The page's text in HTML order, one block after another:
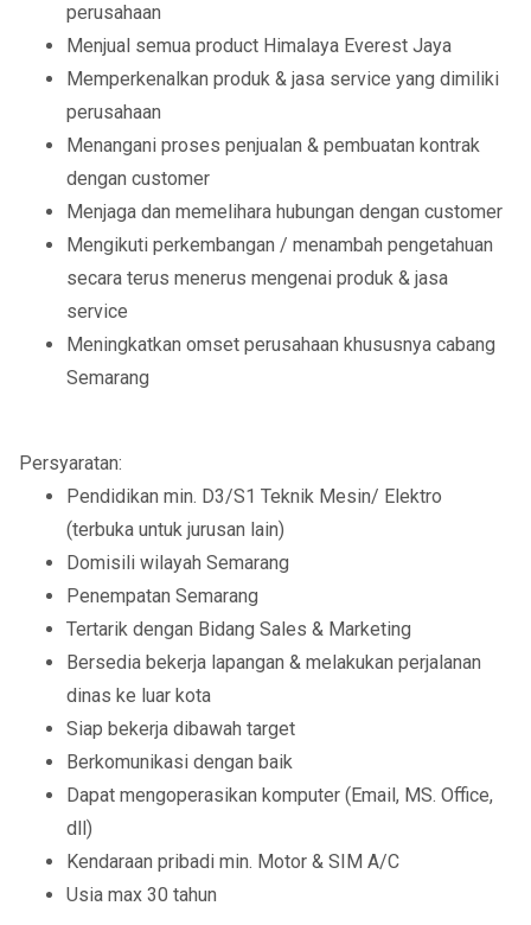
perusahaan
Menjual semua product Himalaya Everest Jaya
Memperkenalkan produk & jasa service yang dimiliki
perusahaan
Menangani proses penjualan & pembuatan kontrak
dengan customer
Menjaga dan memelihara hubungan dengan customer
Mengikuti perkembangan / menambah pengetahuan
secara terus menerus mengenai produk & jasa
service
Meningkatkan omset perusahaan khususnya cabang
Semarang
Persyaratan:
Pendidikan min. D3/S1 Teknik Mesin/ Elektro
(terbuka untuk jurusan lain)
Domisili wilayah Semarang
Penempatan Semarang
Tertarik dengan Bidang Sales & Marketing
Bersedia bekerja lapangan & melakukan perjalanan
dinas ke luar kota
Siap bekerja dibawah target
Berkomunikasi dengan baik
Dapat mengoperasikan komputer (Email, MS. Office,
dll)
Kendaraan pribadi min. Motor & SIM A/C
Usia max 30 tahun